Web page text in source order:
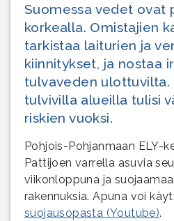
Suomessa vedet ovat
korkealla. Omistajien
tarkistaa laiturien ja
kiinnitykset, ja nostaa
tulvaveden ulottuvilta.
tulvivilla alueilla tulisi
riskien vuoksi.
Pohjois-Pohjanmaan ELY-
Pattijoen varrella asuvia
viikonloppuna ja
rakennuksia. Apuna voi
suojausopasta (Youtube).